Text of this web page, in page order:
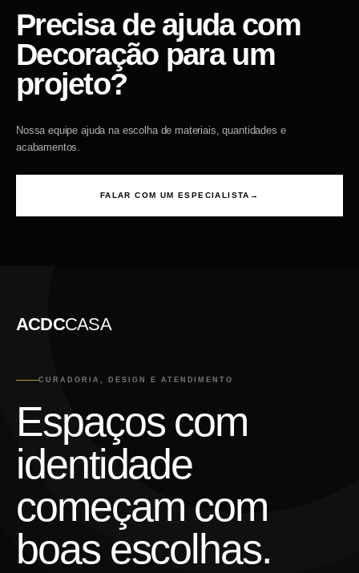
Precisa de ajuda com
Decoração para um
projeto?
Nossa equipe ajuda na escolha de materiais, quantidades e
acabamentos.
FALAR COM UM ESPECIALISTA →
ACDCCASA
CURADORIA, DESIGN E ATENDIMENTO
Espaços com
identidade
começam com
boas escolhas.